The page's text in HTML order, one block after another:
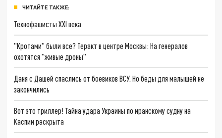
ЧИТАЙТЕ ТАКЖЕ:
Технофашисты XXI века
"Кротами" были все? Теракт в центре Москвы: На генералов
охотятся "живые дроны"
Даня с Дашей спаслись от боевиков ВСУ. Но беды для малышей не
закончились
Вот это триллер! Тайна удара Украины по иранскому судну на
Каспии раскрыта